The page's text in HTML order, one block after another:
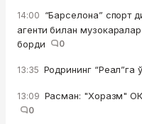
14:00 “Барселона” спорт
агенти билан
борди
0
13:35 Родрининг “Реал”га
13:09 Расман: "Хоразм"
0